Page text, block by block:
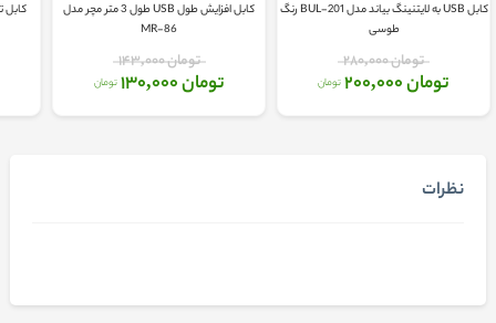
کابل USB به لایتنینگ بیاند مدل BUL-201 رنگ
طوسی
تومان 280,000
تومان 200,000 تومان
کابل افزایش طول USB طول 3 متر مچر مدل
MR-86
تومان 143,000
تومان 130,000 تومان
نظرات